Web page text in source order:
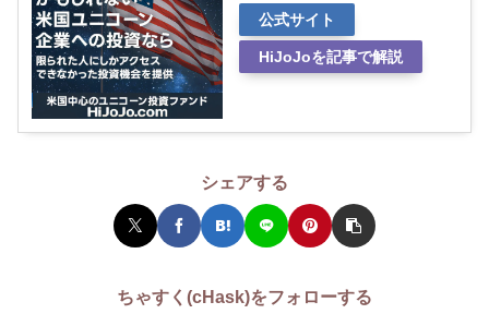
公式サイト
HiJoJoを記事で解説
シェアする
ちゃすく(cHask)をフォローする